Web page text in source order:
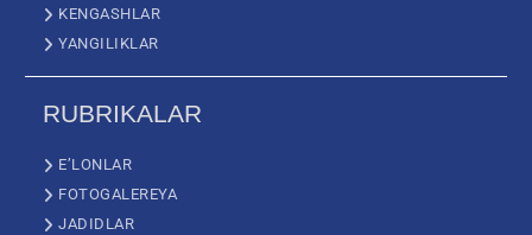
KENGASHLAR
YANGILIKLAR
RUBRIKALAR
E’LONLAR
FOTOGALEREYA
JADIDLAR